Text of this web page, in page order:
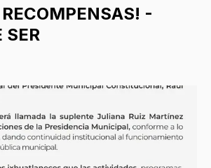
RECOMPENSAS! -
SER